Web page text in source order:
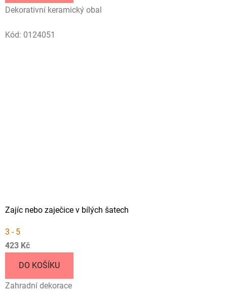
Dekorativní keramický obal
Kód: 0124051
Zajíc nebo zaječice v bílých šatech
3 - 5
423 Kč
DO KOŠÍKU
Zahradní dekorace